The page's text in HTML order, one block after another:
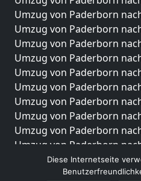
Umzug von Paderborn
Umzug von Paderborn
Umzug von Paderborn
Umzug von Paderborn
Umzug von Paderborn
Umzug von Paderborn
Umzug von Paderborn
Umzug von Paderborn
Umzug von Paderborn
Umzug von Paderborn
Umzug von Paderborn
Umzug von Paderborn
Diese Internetseite